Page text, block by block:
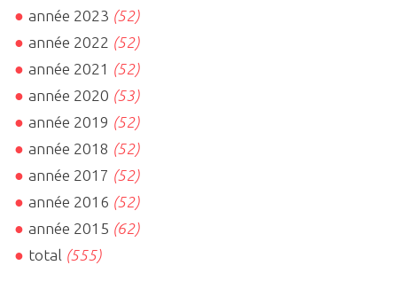
année 2023 (52)
année 2022 (52)
année 2021 (52)
année 2020 (53)
année 2019 (52)
année 2018 (52)
année 2017 (52)
année 2016 (52)
année 2015 (62)
total (555)